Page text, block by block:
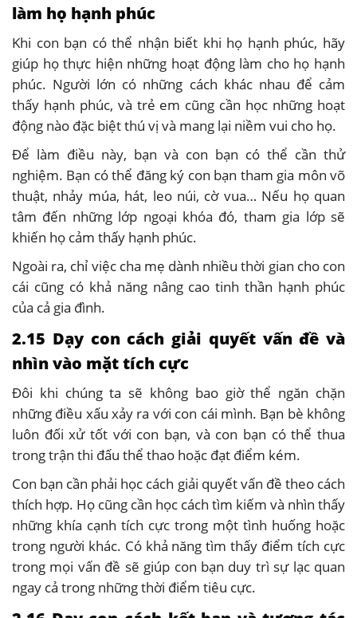
làm họ hạnh phúc
Khi con bạn có thể nhận biết khi họ hạnh phúc, hãy
giúp họ thực hiện những hoạt động làm cho họ hạnh
phúc. Người lớn có những cách khác nhau để cảm
thấy hạnh phúc, và trẻ em cũng cần học những hoạt
động nào đặc biệt thú vị và mang lại niềm vui cho họ.
Để làm điều này, bạn và con bạn có thể cần thử
nghiệm. Bạn có thể đăng ký con bạn tham gia môn võ
thuật, nhảy múa, hát, leo núi, cờ vua… Nếu họ quan
tâm đến những lớp ngoại khóa đó, tham gia lớp sẽ
khiến họ cảm thấy hạnh phúc.
Ngoài ra, chỉ việc cha mẹ dành nhiều thời gian cho con
cái cũng có khả năng nâng cao tinh thần hạnh phúc
của cả gia đình.
2.15 Dạy con cách giải quyết vấn đề và
nhìn vào mặt tích cực
Đôi khi chúng ta sẽ không bao giờ thể ngăn chặn
những điều xấu xảy ra với con cái mình. Bạn bè không
luôn đối xử tốt với con bạn, và con bạn có thể thua
trong trận thi đấu thể thao hoặc đạt điểm kém.
Con bạn cần phải học cách giải quyết vấn đề theo cách
thích hợp. Họ cũng cần học cách tìm kiếm và nhìn thấy
những khía cạnh tích cực trong một tình huống hoặc
trong người khác. Có khả năng tìm thấy điểm tích cực
trong mọi vấn đề sẽ giúp con bạn duy trì sự lạc quan
ngay cả trong những thời điểm tiêu cực.